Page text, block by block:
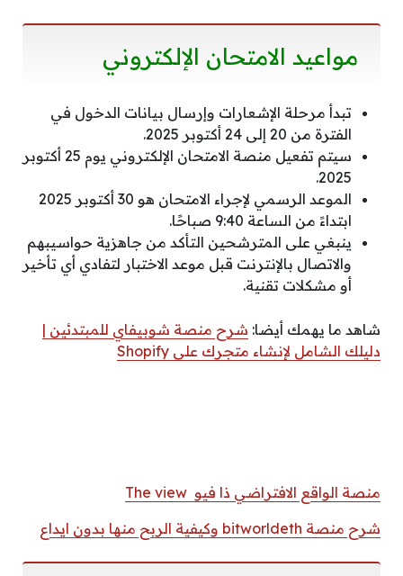
مواعيد الامتحان الإلكتروني
تبدأ مرحلة الإشعارات وإرسال بيانات الدخول في
الفترة من 20 إلى 24 أكتوبر 2025.
سيتم تفعيل منصة الامتحان الإلكتروني يوم 25 أكتوبر
2025.
الموعد الرسمي لإجراء الامتحان هو 30 أكتوبر 2025
ابتداءً من الساعة 9:40 صباحًا.
ينبغي على المترشحين التأكد من جاهزية حواسيبهم
والاتصال بالإنترنت قبل موعد الاختبار لتفادي أي تأخير
أو مشكلات تقنية.
شاهد ما يهمك أيضا: شرح منصة شوبيفاي للمبتدئين |
دليلك الشامل لإنشاء متجرك على Shopify
منصة الواقع الافتراضي ذا فيو The view
شرح منصة bitworldeth وكيفية الربح منها بدون ايداع